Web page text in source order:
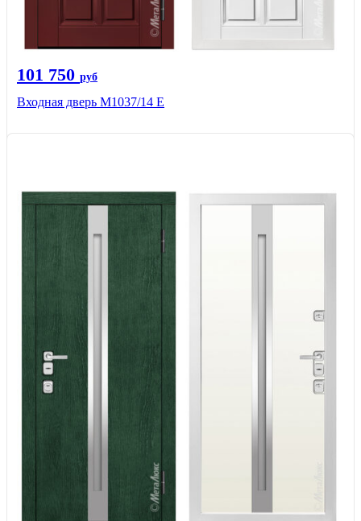
101 750 руб
Входная дверь М1037/14 Е